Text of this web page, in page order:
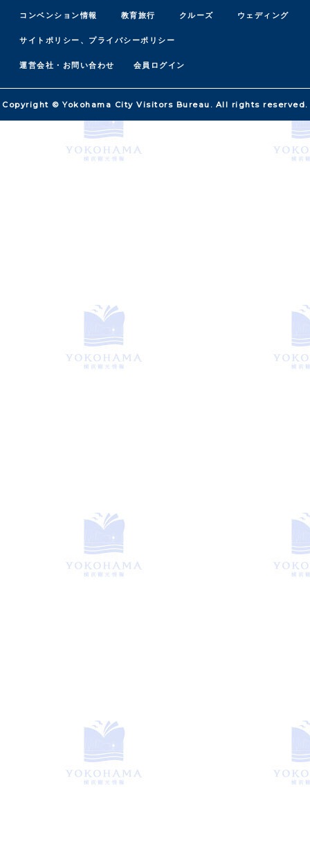
コンベンション情報 教育旅行 クルーズ ウェディング
サイトポリシー、プライバシーポリシー
運営会社・お問い合わせ 会員ログイン
Copyright © Yokohama City Visitors Bureau. All rights reserved.